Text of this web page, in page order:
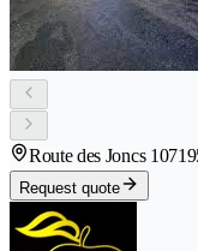
Route des Joncs 107
Request quote